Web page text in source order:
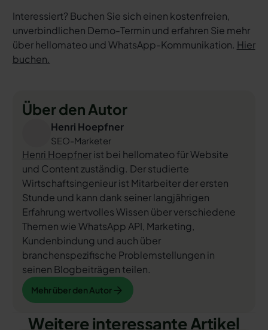
Interessiert? Buchen Sie sich einen kostenfreien,
unverbindlichen Demo-Termin und erfahren Sie mehr
über hellomateo und WhatsApp-Kommunikation. Hier
buchen.
Über den Autor
Henri Hoepfner
SEO-Marketer
Henri Hoepfnerist bei hellomateo für Website
und Content zuständig. Der studierte
Wirtschaftsingenieur ist Mitarbeiter der ersten
Stunde und kann dank seiner langjährigen
Erfahrung wertvolles Wissen über verschiedene
Themen wie WhatsApp API, Marketing,
Kundenbindung und auch über
branchenspezifische Problemstellungen in
seinen Blogbeiträgen teilen.
Mehr über den Autor
Mehr über den Autor
Weitere interessante Artikel